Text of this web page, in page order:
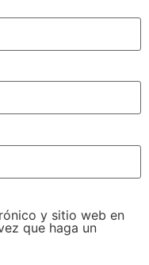
y sitio web en
que haga un